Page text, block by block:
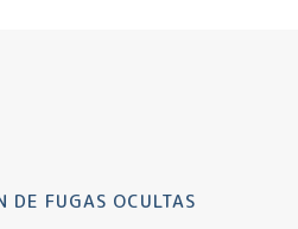
DE FUGAS OCULTAS